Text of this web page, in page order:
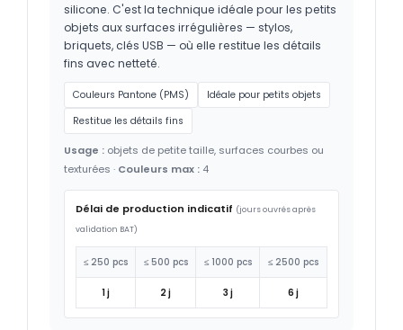
silicone. C'est la technique idéale pour les petits
objets aux surfaces irrégulières — stylos,
briquets, clés USB — où elle restitue les détails
fins avec netteté.
Couleurs Pantone (PMS)
Idéale pour petits objets
Restitue les détails fins
Usage : objets de petite taille, surfaces courbes ou
texturées · Couleurs max : 4
Délai de production indicatif (jours ouvrés après
validation BAT)
≤ 250 pcs ≤ 500 pcs ≤ 1000 pcs ≤ 2500 pcs
1 j 2 j 3 j 6 j